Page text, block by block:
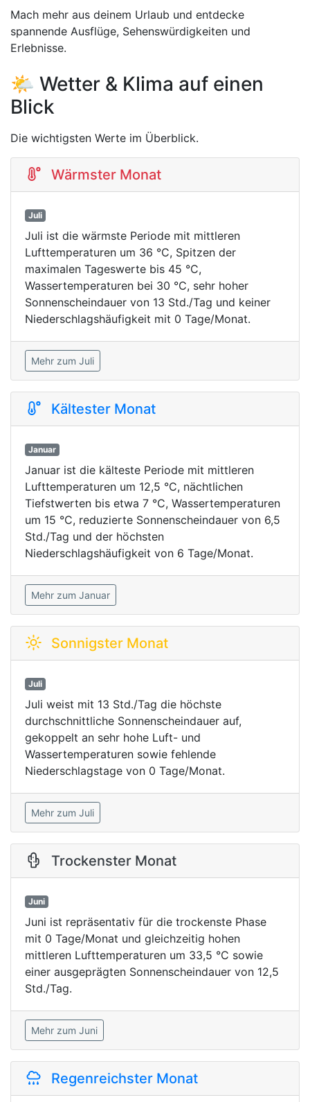
Mach mehr aus deinem Urlaub und entdecke
spannende Ausflüge, Sehenswürdigkeiten und
Erlebnisse.
🌤️ Wetter & Klima auf einen
Blick
Die wichtigsten Werte im Überblick.
Wärmster Monat
Juli
Juli ist die wärmste Periode mit mittleren
Lufttemperaturen um 36 °C, Spitzen der
maximalen Tageswerte bis 45 °C,
Wassertemperaturen bei 30 °C, sehr hoher
Sonnenscheindauer von 13 Std./Tag und keiner
Niederschlagshäufigkeit mit 0 Tage/Monat.
Mehr zum Juli
Kältester Monat
Januar
Januar ist die kälteste Periode mit mittleren
Lufttemperaturen um 12,5 °C, nächtlichen
Tiefstwerten bis etwa 7 °C, Wassertemperaturen
um 15 °C, reduzierte Sonnenscheindauer von 6,5
Std./Tag und der höchsten
Niederschlagshäufigkeit von 6 Tage/Monat.
Mehr zum Januar
Sonnigster Monat
Juli
Juli weist mit 13 Std./Tag die höchste
durchschnittliche Sonnenscheindauer auf,
gekoppelt an sehr hohe Luft- und
Wassertemperaturen sowie fehlende
Niederschlagstage von 0 Tage/Monat.
Mehr zum Juli
Trockenster Monat
Juni
Juni ist repräsentativ für die trockenste Phase
mit 0 Tage/Monat und gleichzeitig hohen
mittleren Lufttemperaturen um 33,5 °C sowie
einer ausgeprägten Sonnenscheindauer von 12,5
Std./Tag.
Mehr zum Juni
Regenreichster Monat